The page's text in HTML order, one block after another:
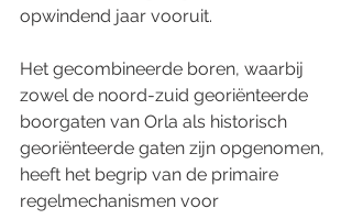
opwindend jaar vooruit.
Het gecombineerde boren, waarbij
zowel de noord-zuid georiënteerde
boorgaten van Orla als historisch
georiënteerde gaten zijn opgenomen,
heeft het begrip van de primaire
regelmechanismen voor